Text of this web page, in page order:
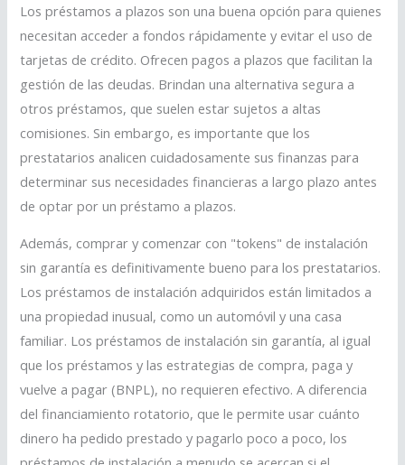
Los préstamos a plazos son una buena opción para quienes
necesitan acceder a fondos rápidamente y evitar el uso de
tarjetas de crédito. Ofrecen pagos a plazos que facilitan la
gestión de las deudas. Brindan una alternativa segura a
otros préstamos, que suelen estar sujetos a altas
comisiones. Sin embargo, es importante que los
prestatarios analicen cuidadosamente sus finanzas para
determinar sus necesidades financieras a largo plazo antes
de optar por un préstamo a plazos.
Además, comprar y comenzar con "tokens" de instalación
sin garantía es definitivamente bueno para los prestatarios.
Los préstamos de instalación adquiridos están limitados a
una propiedad inusual, como un automóvil y una casa
familiar. Los préstamos de instalación sin garantía, al igual
que los préstamos y las estrategias de compra, paga y
vuelve a pagar (BNPL), no requieren efectivo. A diferencia
del financiamiento rotatorio, que le permite usar cuánto
dinero ha pedido prestado y pagarlo poco a poco, los